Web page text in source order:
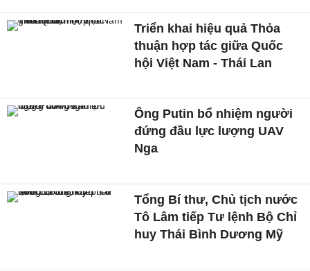
Triển khai hiệu quả Thỏa
thuận hợp tác giữa Quốc
hội Việt Nam - Thái Lan
Ông Putin bổ nhiệm người
đứng đầu lực lượng UAV
Nga
Tổng Bí thư, Chủ tịch nước
Tô Lâm tiếp Tư lệnh Bộ Chỉ
huy Thái Bình Dương Mỹ